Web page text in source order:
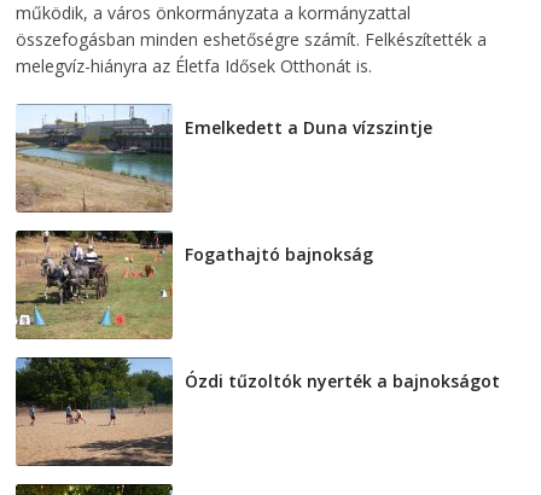
működik, a város önkormányzata a kormányzattal
összefogásban minden eshetőségre számít. Felkészítették a
melegvíz-hiányra az Életfa Idősek Otthonát is.
Emelkedett a Duna vízszintje
Fogathajtó bajnokság
Ózdi tűzoltók nyerték a bajnokságot